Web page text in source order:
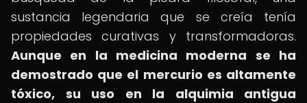
sustancia legendaria que se creía tenía
propiedades curativas y transformadoras.
Aunque en la medicina moderna se ha
demostrado que el mercurio es altamente
tóxico, su uso en la alquimia antigua